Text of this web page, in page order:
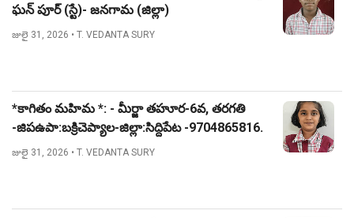
ఘన్ పూర్ (స్టే)- జనగామ (జిల్లా)
జులై 31, 2026 • T. VEDANTA SURY
*కాగితం మహిమ *: - మీర్జా తహూర-6వ, తరగతి
-జిపఉపా:బక్రిచెప్యాల-జిల్లా:సిద్దిపేట -9704865816.
జులై 31, 2026 • T. VEDANTA SURY